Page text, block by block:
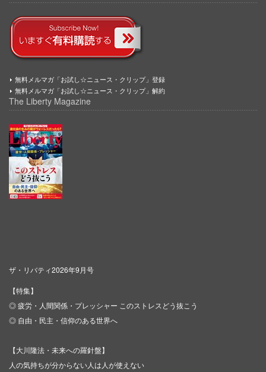
無料メルマガ「お試し☆ニュース・クリップ」登録
無料メルマガ「お試し☆ニュース・クリップ」解約
The Liberty Magazine
ザ・リバティ2026年9月号
【特集】
◎ 疲労・人間関係・プレッシャー このストレスどう抜こう
◎ 自由・民主・信仰のある世界へ
【大川隆法・未来への羅針盤】
人の気持ちが分からない人は人が使えない